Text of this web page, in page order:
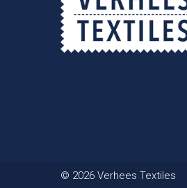
© 2026 Verhees Textiles